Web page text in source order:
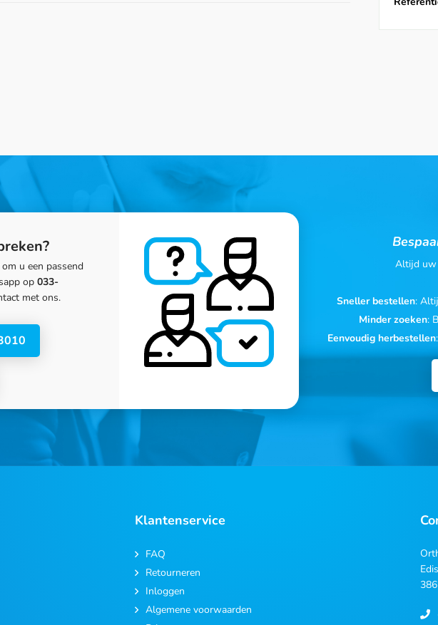
u een passend
op 033-
met ons.
Altijd uw
Sneller bestellen:
Minder zoeken:
Eenvoudig herbestellen
Klantenservice
FAQ
Retourneren
Inloggen
Algemene voorwaarden